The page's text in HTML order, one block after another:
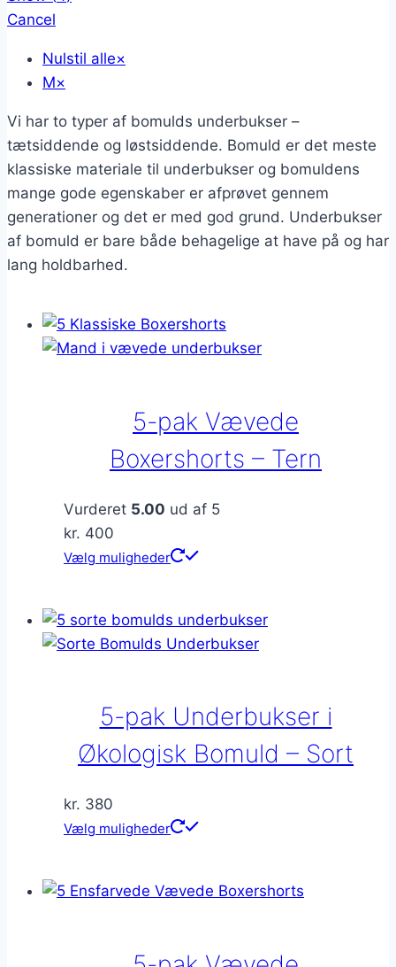
Cancel
Nulstil alle×
M×
Vi har to typer af bomulds underbukser –
tætsiddende og løstsiddende. Bomuld er det meste
klassiske materiale til underbukser og bomuldens
mange gode egenskaber er afprøvet gennem
generationer og det er med god grund. Underbukser
af bomuld er bare både behagelige at have på og har
lang holdbarhed.
5-pak Vævede
Boxershorts – Tern
Vurderet 5.00 ud af 5
kr. 400
Vælg muligheder
Dette
flere
varianter.
vælges
på
varesiden
5-pak Underbukser i
Økologisk Bomuld – Sort
kr. 380
Vælg muligheder
Dette
flere